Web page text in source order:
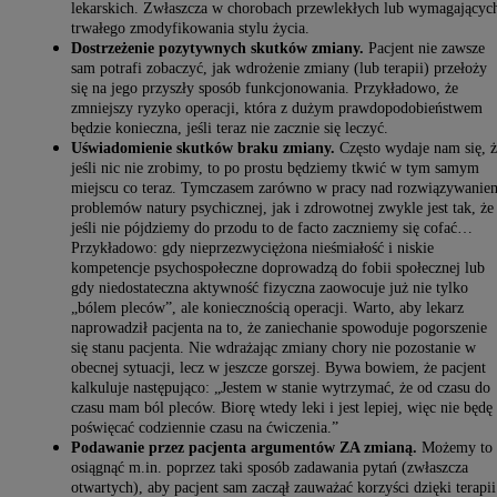
lekarskich. Zwłaszcza w chorobach przewlekłych lub
trwałego zmodyfikowania stylu życia.
Dostrzeżenie pozytywnych skutków zmiany. Pacjent nie zawsze
sam potrafi zobaczyć, jak wdrożenie zmiany (lub terapii) przełoży
się na jego przyszły sposób funkcjonowania. Przykładowo, że
zmniejszy ryzyko operacji, która z dużym prawdopodobieństwem
będzie konieczna, jeśli teraz nie zacznie się leczyć.
Uświadomienie skutków braku zmiany. Często wydaje nam się,
jeśli nic nie zrobimy, to po prostu będziemy tkwić w tym samym
miejscu co teraz. Tymczasem zarówno w pracy nad
problemów natury psychicznej, jak i zdrowotnej zwykle jest tak, że
jeśli nie pójdziemy do przodu to de facto zaczniemy się cofać…
Przykładowo: gdy nieprzezwyciężona nieśmiałość i niskie
kompetencje psychospołeczne doprowadzą do fobii społecznej lub
gdy niedostateczna aktywność fizyczna zaowocuje już nie tylko
„bólem pleców”, ale koniecznością operacji. Warto, aby lekarz
naprowadził pacjenta na to, że zaniechanie spowoduje pogorszenie
się stanu pacjenta. Nie wdrażając zmiany chory nie pozostanie w
obecnej sytuacji, lecz w jeszcze gorszej. Bywa bowiem, że pacjent
kalkuluje następująco: „Jestem w stanie wytrzymać, że od czasu do
czasu mam ból pleców. Biorę wtedy leki i jest lepiej, więc nie będę
poświęcać codziennie czasu na ćwiczenia.”
Podawanie przez pacjenta argumentów ZA zmianą. Możemy to
osiągnąć m.in. poprzez taki sposób zadawania pytań (zwłaszcza
otwartych), aby pacjent sam zaczął zauważać korzyści dzięki terapii